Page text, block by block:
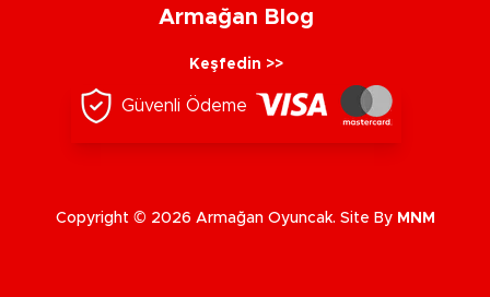
Armağan Blog
Keşfedin >>
Güvenli Ödeme
Copyright © 2026 Armağan Oyuncak. Site By MNM